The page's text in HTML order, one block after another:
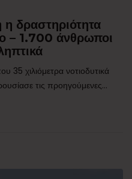
δραστηριότητα
– 1.700 άνθρωποι
35 χιλιόμετρα νοτιοδυτικά
τις προηγούμενες...